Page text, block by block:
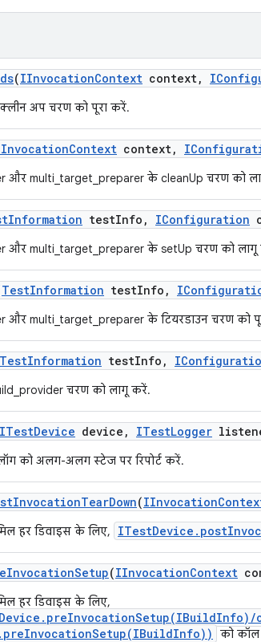
(IInvocationContext context,
अप चरण को पूरा करें.
Context context,
और multi_target_preparer के cleanUp चरण को
Information testInfo , IConfiguration
और multi_target_preparer के setUp चरण को लागू
TestInformation testInfo ,
और multi_target_preparer के टियरडाउन चरण को
TestInformation testInfo ,
चरण को लागू करें.
ITestDevice device , ITestLogger
को अलग-अलग स्टेज पर रिपोर्ट करें.
InvocationTearDown(IInvocation
हर डिवाइस के लिए,
InvocationSetup(IInvocationContext
हर डिवाइस के लिए,
को